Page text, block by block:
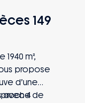
149
1940 m²,
vous propose
d’une
avec 4
proche de